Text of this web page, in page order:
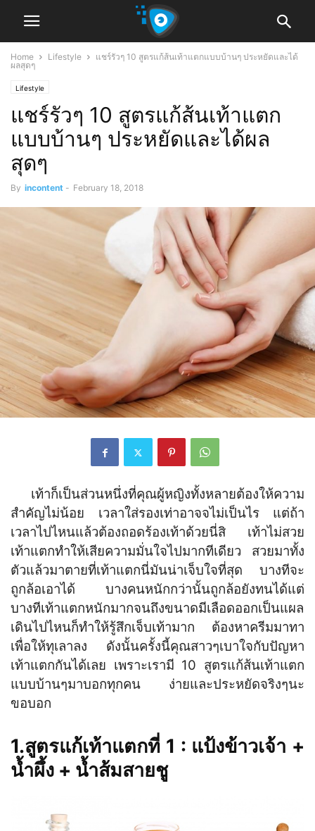
Home Lifestyle
แชร์รัวๆ 10 สูตรแก้ส้นเท้าแตกแบบบ้านๆ ประหยัดและได้
ผลสุดๆ
Lifestyle
แชร์รัวๆ 10 สูตรแก้ส้นเท้าแตก
แบบบ้านๆ ประหยัดและได้ผล
สุดๆ
By incontent - February 18, 2018
เท้าก็เป็นส่วนหนึ่งที่คุณผู้หญิงทั้งหลายต้องให้ความ
สำคัญไม่น้อย เวลาใส่รองเท่าอาจจไม่เป็นไร แต่ถ้า
เวลาไปไหนแล้วต้องถอดร้องเท้าด้วยนี่สิ เท้าไม่สวย
เท้าแตกทำให้เสียความมั่นใจไปมากทีเดียว สวยมาทั้ง
ตัวแล้วมาตายที่เท้าแตกนี่มันน่าเจ็บใจที่สุด บางทีจะ
ถูกล้อเอาได้ บางคนหนักกว่านั้นถูกล้อยังทนได้แต่
บางทีเท้าแตกหนักมากจนถึงขนาดมีเลือดออกเป็นแผล
เดินไปไหนก็ทำให้รู้สึกเจ็บเท้ามาก ต้องหาครีมมาทา
เพื่อให้ทุเลาลง ดังนั้นครั้งนี้คุณสาวๆเบาใจกับปัญหา
เท้าแตกกันได้เลย เพราะเรามี 10 สูตรแก้ส้นเท้าแตก
แบบบ้านๆมาบอกทุกคน ง่ายและประหยัดจริงๆนะ
ขอบอก
1.สูตรแก้เท้าแตกที่ 1 : แป้งข้าวเจ้า +
น้ำผึ้ง + น้ำส้มสายชู